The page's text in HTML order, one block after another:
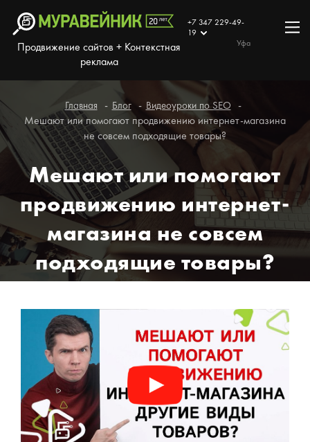
Продвижение сайтов + Контекстная
реклама
+7 347 229-49-
19
Уфа
Главная Блог Видеоуроки по SEO
Мешают или помогают продвижению интернет-магазина
не совсем подходящие товары?
Мешают или помогают
продвижению интернет-
магазина не совсем
подходящие товары?